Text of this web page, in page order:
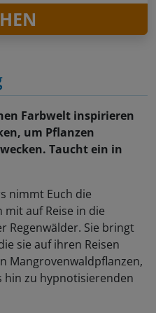
Farbwelt inspirieren
um Pflanzen
Taucht ein in
nimmt Euch die
auf Reise in die
Regenwälder. Sie bringt
sie auf ihren Reisen
Mangrovenwaldpflanzen,
hin zu hypnotisierenden